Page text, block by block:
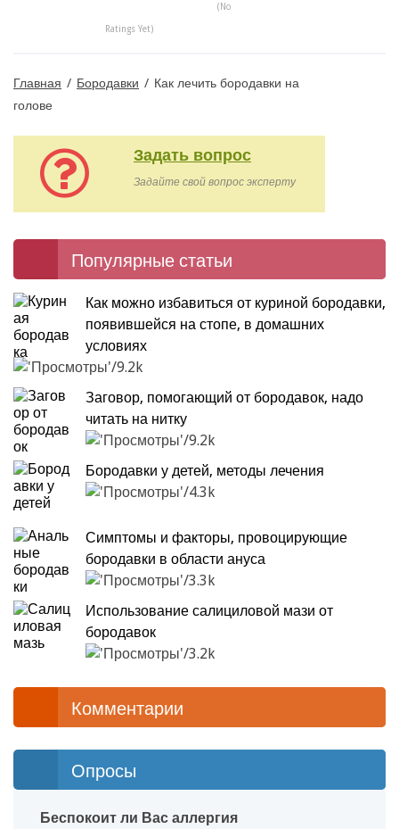
(No
Ratings Yet)
Главная / Бородавки / Как лечить бородавки на
голове
Задать вопрос
Задайте свой вопрос эксперту
Популярные статьи
Как можно избавиться от куриной бородавки,
появившейся на стопе, в домашних
условиях
9.2k
Заговор, помогающий от бородавок, надо
читать на нитку
9.2k
Бородавки у детей, методы лечения
4.3k
Симптомы и факторы, провоцирующие
бородавки в области ануса
3.3k
Использование салициловой мази от
бородавок
3.2k
Комментарии
Опросы
Беспокоит ли Вас аллергия